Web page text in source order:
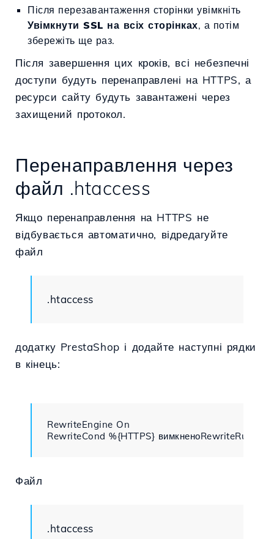
Після перезавантаження сторінки увімкніть
Увімкнути SSL на всіх сторінках, а потім
збережіть ще раз.
Після завершення цих кроків, всі небезпечні
доступи будуть перенаправлені на HTTPS, а
ресурси сайту будуть завантажені через
захищений протокол.
Перенаправлення через
файл .htaccess
Якщо перенаправлення на HTTPS не
відбувається автоматично, відредагуйте
файл
.htaccess
додатку PrestaShop і додайте наступні рядки
в кінець:
RewriteEngine On
RewriteCond %{HTTPS} вимкненоRewriteRule
Файл
.htaccess